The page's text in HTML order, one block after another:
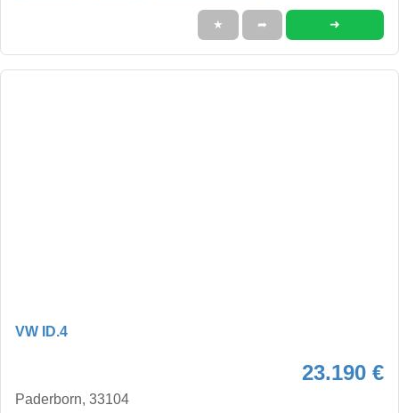
★ ➦ ➜
VW ID.4
23.190 €
Paderborn, 33104